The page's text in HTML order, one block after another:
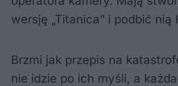
wersję „Titanica” i podbić nią
Brzmi jak przepis na
nie idzie po ich myśli, a